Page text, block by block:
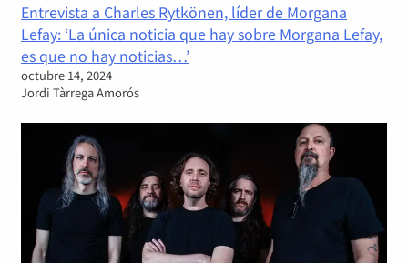
Entrevista a Charles Rytkönen, líder de Morgana
Lefay: ‘La única noticia que hay sobre Morgana Lefay,
es que no hay noticias…’
octubre 14, 2024
Jordi Tàrrega Amorós